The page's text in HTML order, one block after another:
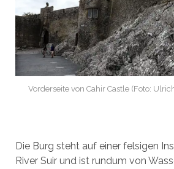
Vorderseite von Cahir Castle (Foto:
Die Burg steht auf einer felsigen
River Suir und ist rundum von